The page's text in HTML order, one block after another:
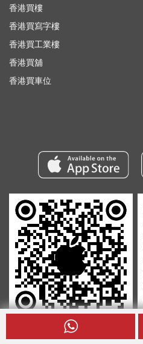
香港買樓
香港買寫字樓
香港買工業樓
香港買舖
香港買車位
在Apple Store
下載我們的